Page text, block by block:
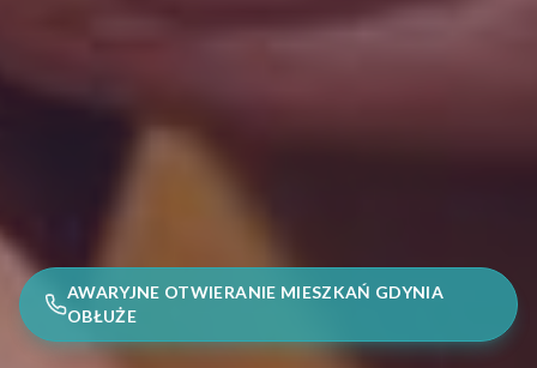
AWARYJNE OTWIERANIE MIESZKAŃ GDYNIA
OBŁUŻE